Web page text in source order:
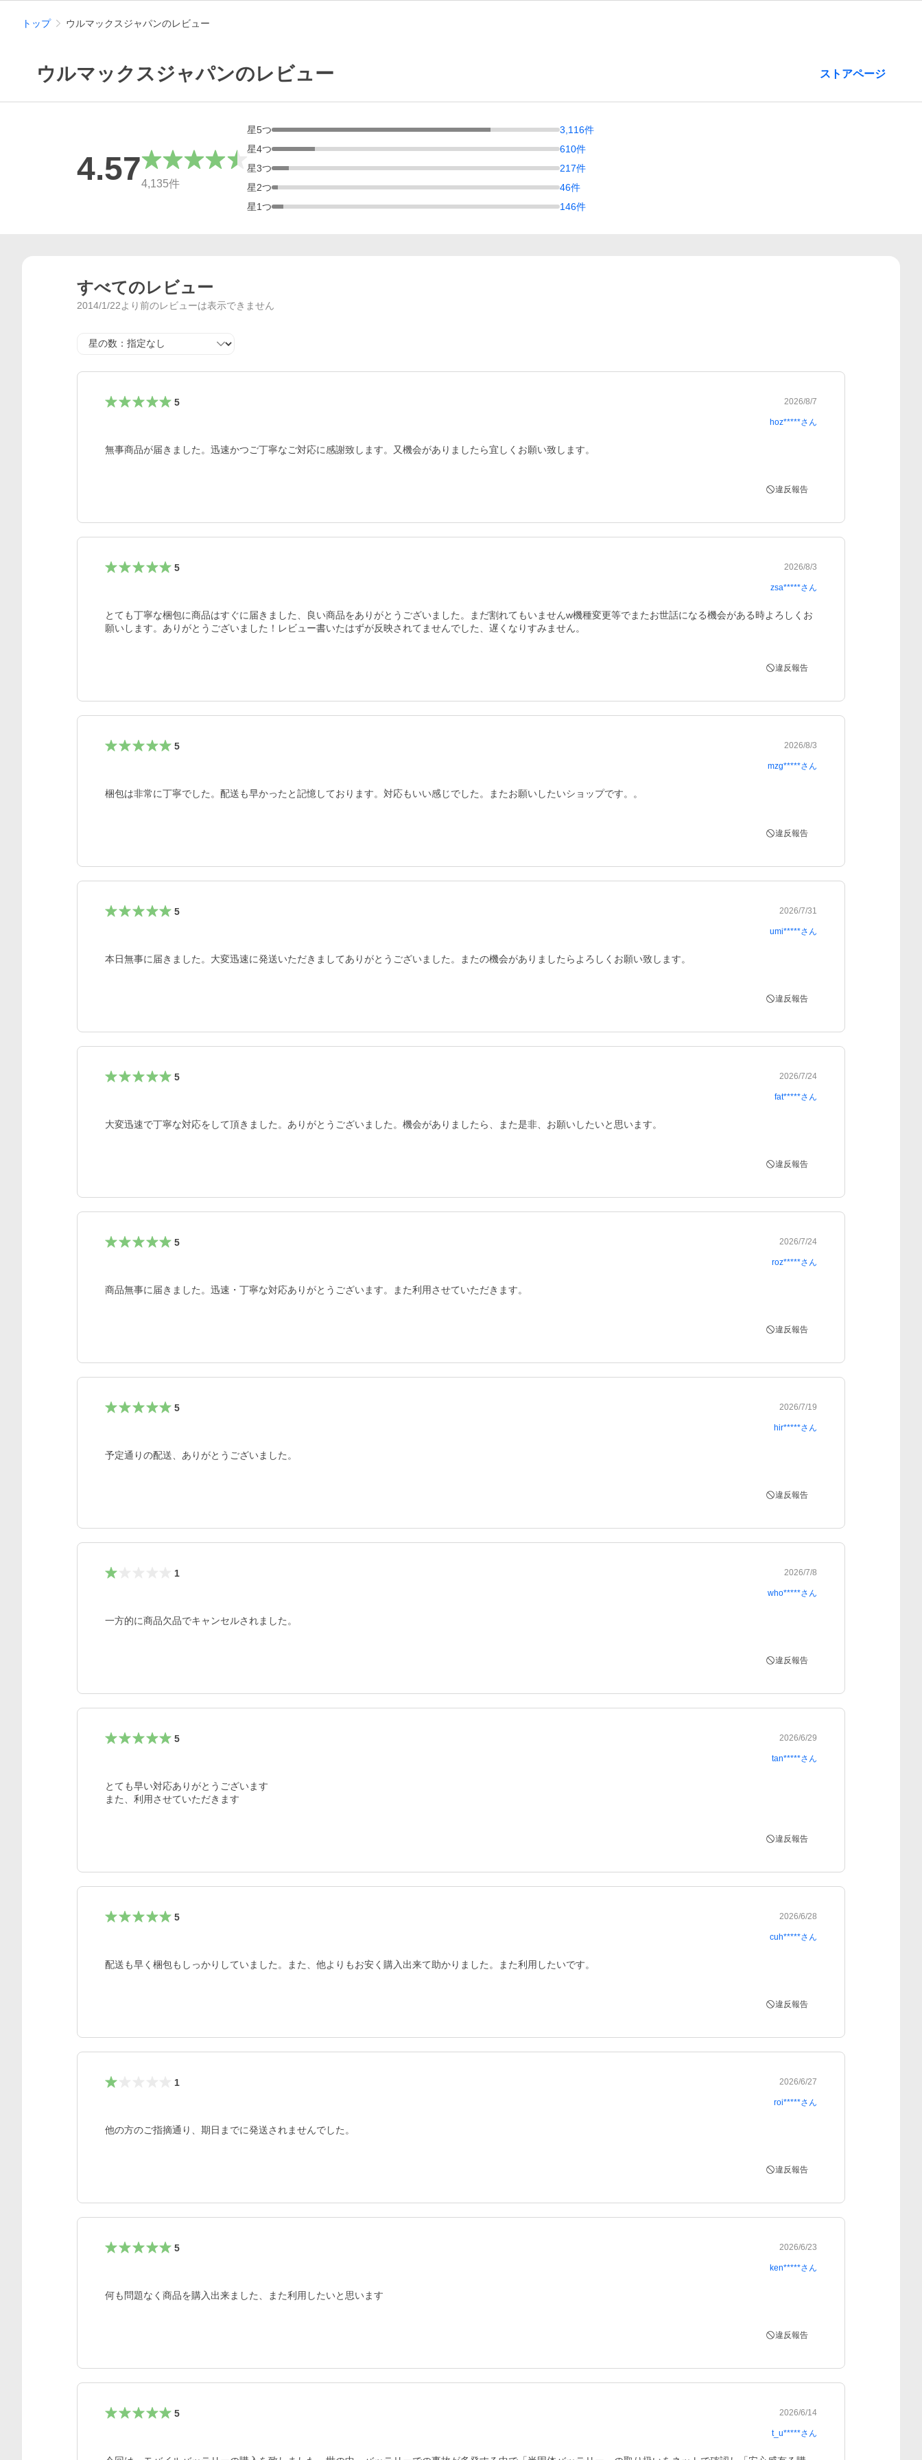
トップ ウルマックスジャパンのレビュー
ウルマックスジャパンのレビュー ストアページ
総合評価
4.574,135件
星5つ 3,116件
星4つ 610件
星3つ 217件
星2つ 46件
星1つ 146件
すべてのレビュー
2014/1/22より前のレビューは表示できません
星の数
5 2026/8/7
hoz*****さん
無事商品が届きました。迅速かつご丁寧なご対応に感謝致します。又機会がありましたら宜しくお願い致します。
違反報告
5 2026/8/3
zsa*****さん
とても丁寧な梱包に商品はすぐに届きました、良い商品をありがとうございました。まだ割れてもいませんw機種変更等でまたお世話になる機会がある時よろしくお
願いします。ありがとうございました！レビュー書いたはずが反映されてませんでした、遅くなりすみません。
違反報告
5 2026/8/3
mzg*****さん
梱包は非常に丁寧でした。配送も早かったと記憶しております。対応もいい感じでした。またお願いしたいショップです。。
違反報告
5 2026/7/31
umi*****さん
本日無事に届きました。大変迅速に発送いただきましてありがとうございました。またの機会がありましたらよろしくお願い致します。
違反報告
5 2026/7/24
fat*****さん
大変迅速で丁寧な対応をして頂きました。ありがとうございました。機会がありましたら、また是非、お願いしたいと思います。
違反報告
5 2026/7/24
roz*****さん
商品無事に届きました。迅速・丁寧な対応ありがとうございます。また利用させていただきます。
違反報告
5 2026/7/19
hir*****さん
予定通りの配送、ありがとうございました。
違反報告
1 2026/7/8
who*****さん
一方的に商品欠品でキャンセルされました。
違反報告
5 2026/6/29
tan*****さん
とても早い対応ありがとうございます
また、利用させていただきます
違反報告
5 2026/6/28
cuh*****さん
配送も早く梱包もしっかりしていました。また、他よりもお安く購入出来て助かりました。また利用したいです。
違反報告
1 2026/6/27
roi*****さん
他の方のご指摘通り、期日までに発送されませんでした。
違反報告
5 2026/6/23
ken*****さん
何も問題なく商品を購入出来ました、また利用したいと思います
違反報告
5 2026/6/14
t_u*****さん